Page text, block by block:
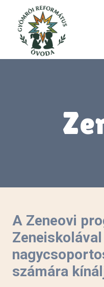
content
A Zeneovi
számára